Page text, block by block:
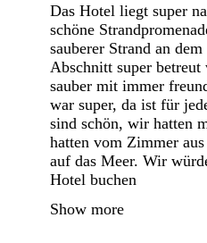
Das Hotel liegt super
schöne
sauberer Strand an
Abschnitt super
sauber mit immer
war super, da ist für
sind schön, wir hatten
hatten vom Zimmer
auf das Meer. Wir
Hotel buchen
Show more